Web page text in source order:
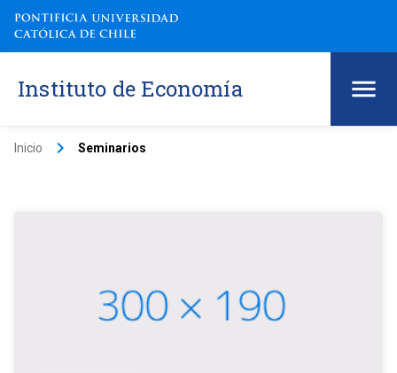
Instituto de Economía
Inicio keyboard_arrow_right Seminarios